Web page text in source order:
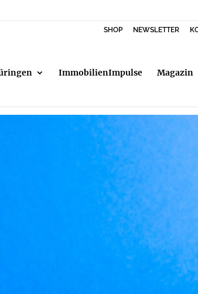
SHOP NEWSLETTER
ImmobilienImpulse Magazin